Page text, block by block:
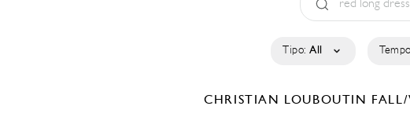
Tipo: All
CHRISTIAN LOUBOUTIN